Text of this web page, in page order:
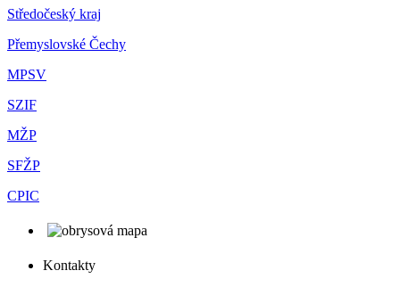
Středočeský kraj
Přemyslovské Čechy
MPSV
SZIF
MŽP
SFŽP
CPIC
Kontakty